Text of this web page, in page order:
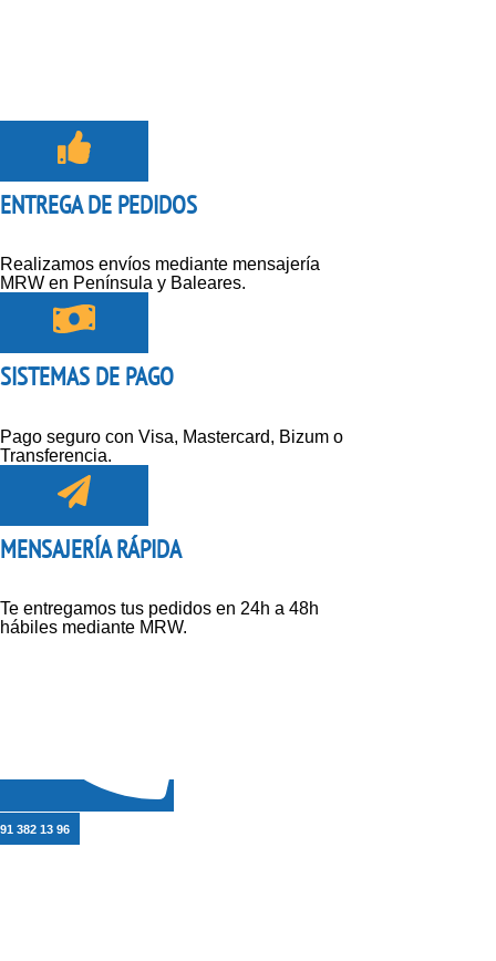
ENTREGA DE PEDIDOS
Realizamos envíos mediante mensajería
MRW en Península y Baleares.
SISTEMAS DE PAGO
Pago seguro con Visa, Mastercard, Bizum o
Transferencia.
MENSAJERÍA RÁPIDA
Te entregamos tus pedidos en 24h a 48h
hábiles mediante MRW.
91 382 13 96